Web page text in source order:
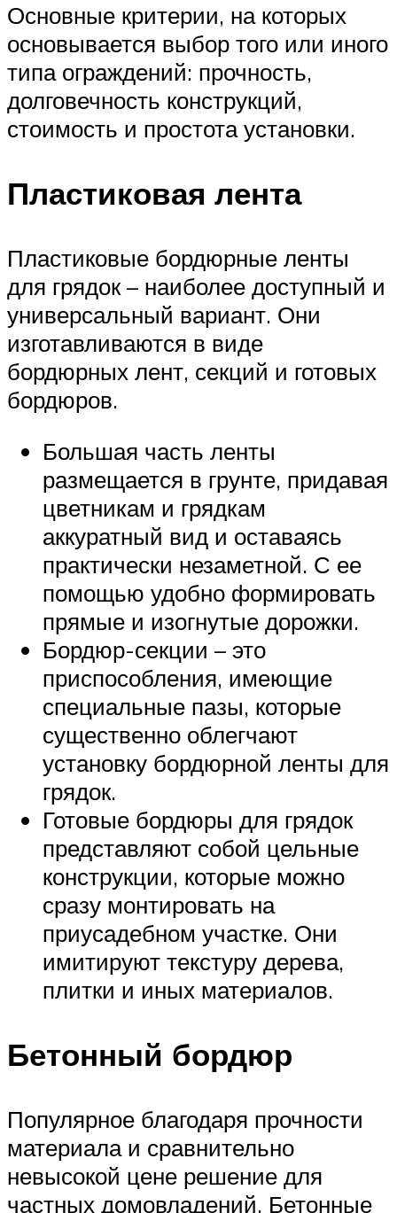
Основные критерии, на которых
основывается выбор того или иного
типа ограждений: прочность,
долговечность конструкций,
стоимость и простота установки.
Пластиковая лента
Пластиковые бордюрные ленты
для грядок – наиболее доступный и
универсальный вариант. Они
изготавливаются в виде
бордюрных лент, секций и готовых
бордюров.
Большая часть ленты
размещается в грунте, придавая
цветникам и грядкам
аккуратный вид и оставаясь
практически незаметной. С ее
помощью удобно формировать
прямые и изогнутые дорожки.
Бордюр-секции – это
приспособления, имеющие
специальные пазы, которые
существенно облегчают
установку бордюрной ленты для
грядок.
Готовые бордюры для грядок
представляют собой цельные
конструкции, которые можно
сразу монтировать на
приусадебном участке. Они
имитируют текстуру дерева,
плитки и иных материалов.
Бетонный бордюр
Популярное благодаря прочности
материала и сравнительно
невысокой цене решение для
частных домовладений. Бетонные